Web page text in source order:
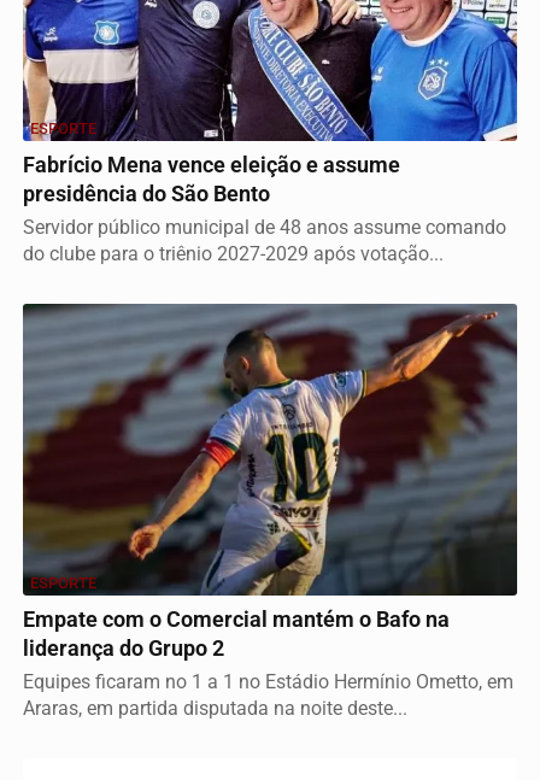
ESPORTE
Fabrício Mena vence eleição e assume
presidência do São Bento
Servidor público municipal de 48 anos assume comando
do clube para o triênio 2027-2029 após votação...
ESPORTE
Empate com o Comercial mantém o Bafo na
liderança do Grupo 2
Equipes ficaram no 1 a 1 no Estádio Hermínio Ometto, em
Araras, em partida disputada na noite deste...